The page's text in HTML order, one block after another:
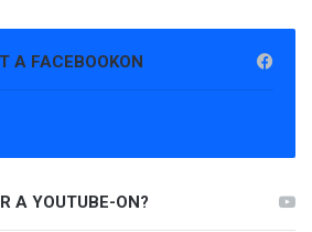
A FACEBOOKON
A YOUTUBE-ON?